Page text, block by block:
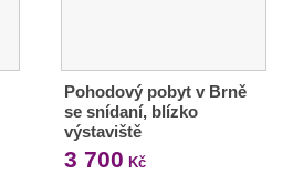
Pohodový pobyt v Brně
se snídaní, blízko
výstaviště
3 700 Kč